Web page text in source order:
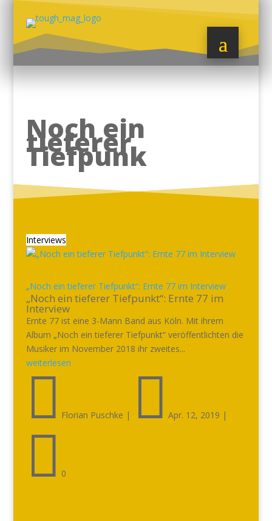
Noch ein
tieferer
Tiefpunk
Interviews
„Noch ein tieferer Tiefpunkt“: Ernte 77 im Interview
„Noch ein tieferer Tiefpunkt“: Ernte 77 im
Interview
Ernte 77 ist eine 3-Mann Band aus Köln. Mit ihrem
Album „Noch ein tieferer Tiefpunkt“ veröffentlichten die
Musiker im November 2018 ihr zweites...
weiterlesen
 Florian Puschke |  Apr. 12, 2019 |
 0